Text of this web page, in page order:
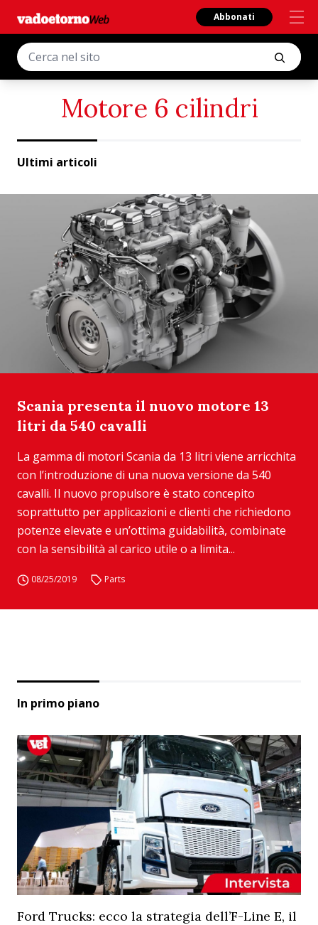
Abbonati
Motore 6 cilindri
Ultimi articoli
Scania presenta il nuovo motore 13
litri da 540 cavalli
La gamma di motori Scania da 13 litri viene arricchita
con l’introduzione di una nuova versione da 540
cavalli. Il nuovo propulsore è stato concepito
soprattutto per applicazioni e clienti che richiedono
potenze elevate e un’ottima guidabilità, combinate
con la sensibilità al carico utile o a limita...
08/25/2019 Parts
In primo piano
Ford Trucks: ecco la strategia dell’F-Line E, il